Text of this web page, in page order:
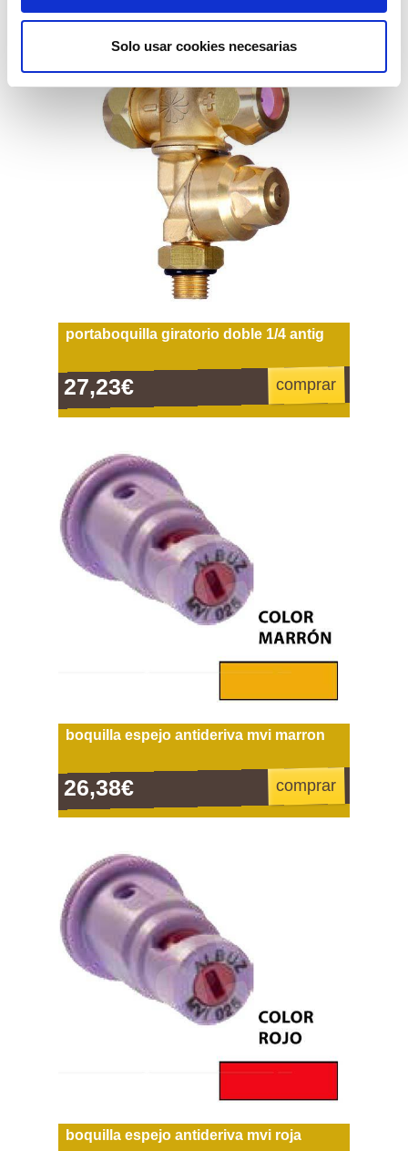
Solo usar cookies necesarias
portaboquilla giratorio doble 1/4 antig
27,23€ comprar
boquilla espejo antideriva mvi marron
26,38€ comprar
boquilla espejo antideriva mvi roja